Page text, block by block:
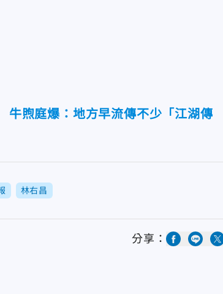
煦庭爆：地方早流傳不少「江湖傳
林右昌
分享：